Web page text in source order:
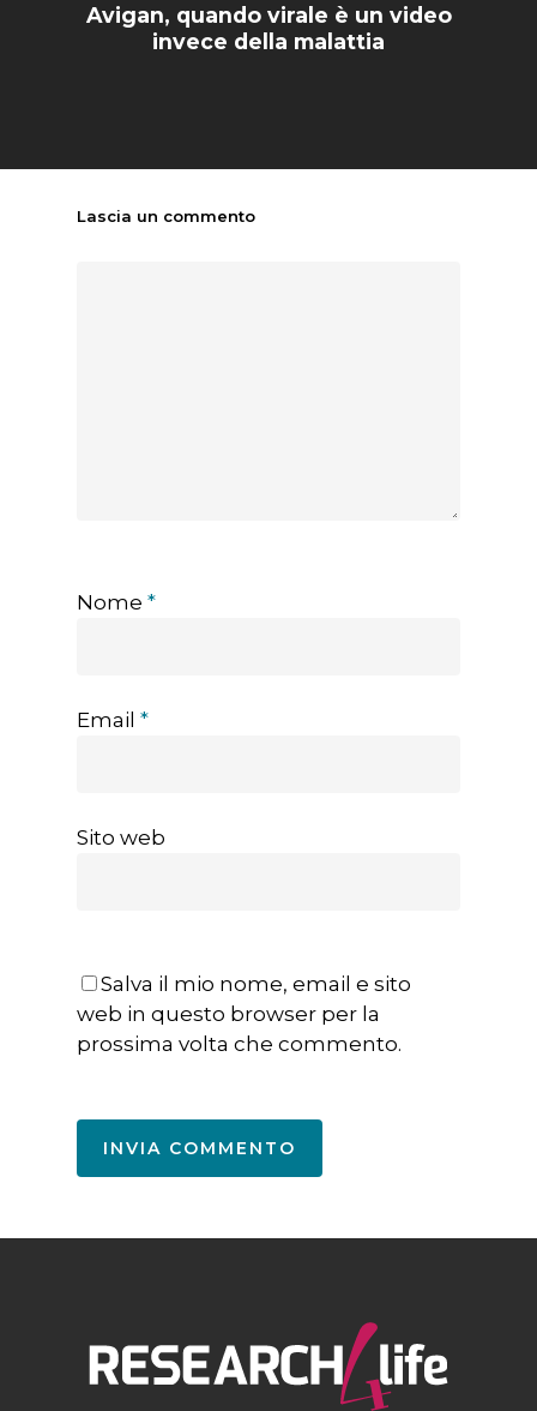
Avigan, quando virale è un video
invece della malattia
Lascia un commento
Nome *
Email *
Sito web
Salva il mio nome, email e sito
web in questo browser per la
prossima volta che commento.